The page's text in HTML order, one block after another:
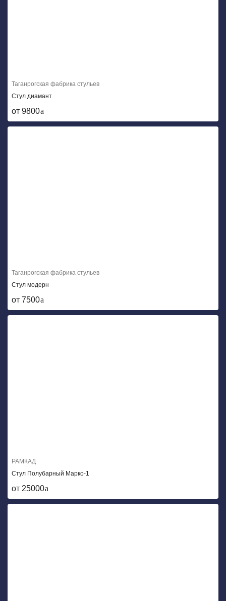
Таганрогская фабрика стульев
Стул диамант
от 9800
Таганрогская фабрика стульев
Стул модерн
от 7500
РАМКАД
Стул Полубарный Марко-1
от 25000